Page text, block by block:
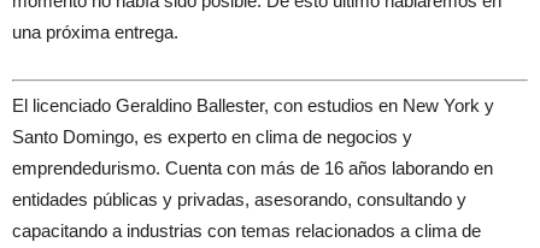
una próxima entrega.
El licenciado Geraldino Ballester, con estudios en New York y
Santo Domingo, es experto en clima de negocios y
emprendedurismo. Cuenta con más de 16 años laborando en
entidades públicas y privadas, asesorando, consultando y
capacitando a industrias con temas relacionados a clima de